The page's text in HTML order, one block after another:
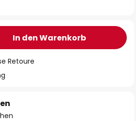
In den Warenkorb
Retoure